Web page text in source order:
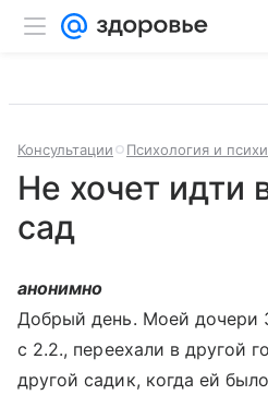
Консультации Психология и
Не хочет идти
сад
анонимно
Добрый день. Моей дочери
с 2.2., переехали в другой
другой садик, когда ей